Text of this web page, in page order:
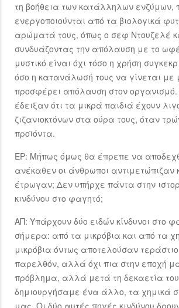
τη βοήθεια των κατάλληλων ενζύμων,
ενεργοποιούνται από τα βιολογικά
αρώματά τους, όπως ο σεφ Ντουζελέ
συνδυάζοντας την απόλαυση με το
μυστικό είναι όχι τόσο η χρήση
όσο η κατανάλωσή τους να γίνεται με
προσφέρει απόλαυση στον
έδειξαν ότι τα μικρά παιδιά έχουν
ζιζανιοκτόνων στα ούρα τους, όταν
προϊόντα.
ΕΡ: Μήπως όμως θα έπρεπε να
ανέκαθεν οι άνθρωποι αντιμετώπιζαν
έτρωγαν; Δεν υπήρχε πάντα στην
κινδύνου στο φαγητό;
ΑΠ: Υπάρχουν δύο ειδών κίνδυνοι στο
σήμερα: από τα μικρόβια και από τα
μικρόβια όντως αποτελούσαν τεράστιο
παρελθόν, αλλά όχι πια στην εποχή
πρόβλημα, αλλά μετά τη δεκαετία
δημιουργήσαμε ένα άλλο, τα χημικά